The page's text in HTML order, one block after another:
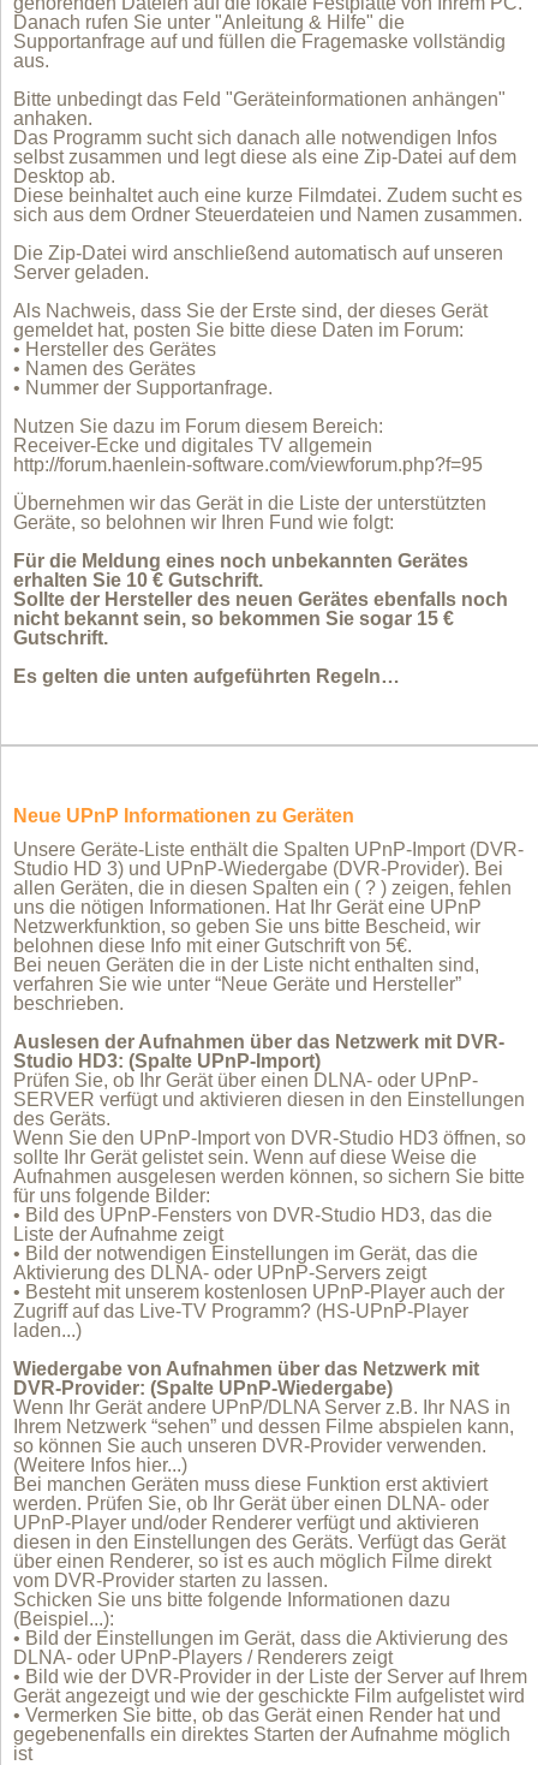
Danach rufen Sie unter "Anleitung & Hilfe" die
Supportanfrage auf und füllen die Fragemaske vollständig
aus.
Bitte unbedingt das Feld "Geräteinformationen anhängen"
anhaken.
Das Programm sucht sich danach alle notwendigen Infos
selbst zusammen und legt diese als eine Zip-Datei auf dem
Desktop ab.
Diese beinhaltet auch eine kurze Filmdatei. Zudem sucht es
sich aus dem Ordner Steuerdateien und Namen zusammen.
Die Zip-Datei wird anschließend automatisch auf unseren
Server geladen.
Als Nachweis, dass Sie der Erste sind, der dieses Gerät
gemeldet hat, posten Sie bitte diese Daten im Forum:
• Hersteller des Gerätes
• Namen des Gerätes
• Nummer der Supportanfrage.
Nutzen Sie dazu im Forum diesem Bereich:
Receiver-Ecke und digitales TV allgemein
http://forum.haenlein-software.com/viewforum.php?f=95
Übernehmen wir das Gerät in die Liste der unterstützten
Geräte, so belohnen wir Ihren Fund wie folgt:
Für die Meldung eines noch unbekannten Gerätes
erhalten Sie 10 € Gutschrift.
Sollte der Hersteller des neuen Gerätes ebenfalls noch
nicht bekannt sein, so bekommen Sie sogar 15 €
Gutschrift.
Es gelten die unten aufgeführten Regeln…
Neue UPnP Informationen zu Geräten
Unsere Geräte-Liste enthält die Spalten UPnP-Import (DVR-
Studio HD 3) und UPnP-Wiedergabe (DVR-Provider). Bei
allen Geräten, die in diesen Spalten ein ( ? ) zeigen, fehlen
uns die nötigen Informationen. Hat Ihr Gerät eine UPnP
Netzwerkfunktion, so geben Sie uns bitte Bescheid, wir
belohnen diese Info mit einer Gutschrift von 5€.
Bei neuen Geräten die in der Liste nicht enthalten sind,
verfahren Sie wie unter “Neue Geräte und Hersteller”
beschrieben.
Auslesen der Aufnahmen über das Netzwerk mit DVR-
Studio HD3: (Spalte UPnP-Import)
Prüfen Sie, ob Ihr Gerät über einen DLNA- oder UPnP-
SERVER verfügt und aktivieren diesen in den Einstellungen
des Geräts.
Wenn Sie den UPnP-Import von DVR-Studio HD3 öffnen, so
sollte Ihr Gerät gelistet sein. Wenn auf diese Weise die
Aufnahmen ausgelesen werden können, so sichern Sie bitte
für uns folgende Bilder:
• Bild des UPnP-Fensters von DVR-Studio HD3, das die
Liste der Aufnahme zeigt
• Bild der notwendigen Einstellungen im Gerät, das die
Aktivierung des DLNA- oder UPnP-Servers zeigt
• Besteht mit unserem kostenlosen UPnP-Player auch der
Zugriff auf das Live-TV Programm? (HS-UPnP-Player
laden...)
Wiedergabe von Aufnahmen über das Netzwerk mit
DVR-Provider: (Spalte UPnP-Wiedergabe)
Wenn Ihr Gerät andere UPnP/DLNA Server z.B. Ihr NAS in
Ihrem Netzwerk “sehen” und dessen Filme abspielen kann,
so können Sie auch unseren DVR-Provider verwenden.
(Weitere Infos hier...)
Bei manchen Geräten muss diese Funktion erst aktiviert
werden. Prüfen Sie, ob Ihr Gerät über einen DLNA- oder
UPnP-Player und/oder Renderer verfügt und aktivieren
diesen in den Einstellungen des Geräts. Verfügt das Gerät
über einen Renderer, so ist es auch möglich Filme direkt
vom DVR-Provider starten zu lassen.
Schicken Sie uns bitte folgende Informationen dazu
(Beispiel...):
• Bild der Einstellungen im Gerät, dass die Aktivierung des
DLNA- oder UPnP-Players / Renderers zeigt
• Bild wie der DVR-Provider in der Liste der Server auf Ihrem
Gerät angezeigt und wie der geschickte Film aufgelistet wird
• Vermerken Sie bitte, ob das Gerät einen Render hat und
gegebenenfalls ein direktes Starten der Aufnahme möglich
ist